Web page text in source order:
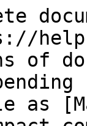
of
as